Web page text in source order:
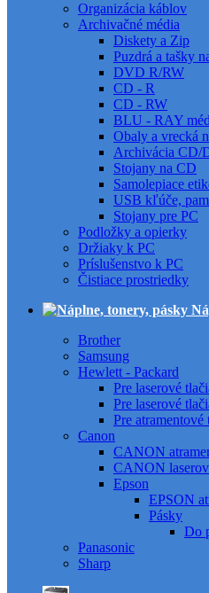
Organizácia káblov
Archivačné média
Diskety a Zip
Puzdrá a tašky
DVD R/RW
CD - R
CD - RW
BLU - RAY
Obaly a vrecká
Archivácia CD/
Stojany na CD
Samolepiace
USB kľúče,
Stojany pre PC
Podložky a opierky
Držiaky k PC
Príslušenstvo k PC
Čistiace prostriedky
Brother
Samsung
Hewlett - Packard
Pre laserové
Pre laserové
Pre
Canon
CANON
CANON
Epson
EPSON
Pásky
Do
Panasonic
Sharp